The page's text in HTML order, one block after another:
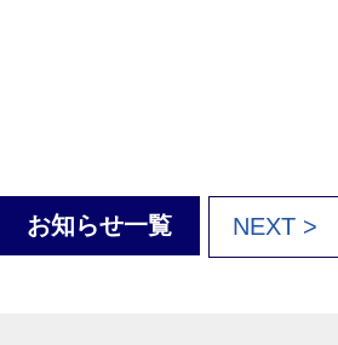
お知らせ一覧 NEXT >